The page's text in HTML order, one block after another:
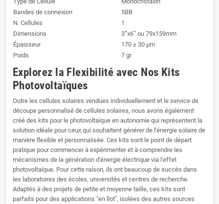
Bandes de connexion
5BB
N. Cellules
1
Dimensions
3”x6” ou 79x159mm
Épaisseur
170 ± 30 µm
Poids
7 gr
Explorez la Flexibilité avec Nos Kits
Photovoltaïques
Outre les cellules solaires vendues individuellement et le service de
découpe personnalisé de cellules solaires, nous avons également
créé des kits pour le photovoltaïque en autonomie qui représentent la
solution idéale pour ceux qui souhaitent générer de l'énergie solaire de
manière flexible et personnalisée. Ces kits sont le point de départ
pratique pour commencer à expérimenter et à comprendre les
mécanismes de la génération d'énergie électrique via l'effet
photovoltaïque. Pour cette raison, ils ont beaucoup de succès dans
les laboratoires des écoles, universités et centres de recherche.
Adaptés à des projets de petite et moyenne taille, ces kits sont
parfaits pour des applications "en îlot", isolées des autres sources